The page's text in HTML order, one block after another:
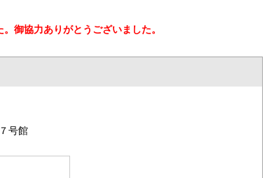
御協力ありがとうございました。
号館